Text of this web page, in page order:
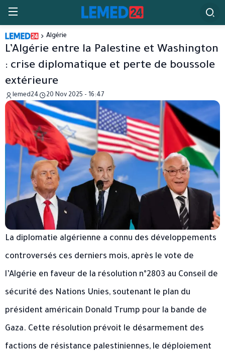
Algérie
L’Algérie entre la Palestine et Washington
: crise diplomatique et perte de boussole
extérieure
lemed24 20 Nov 2025 - 16:47
La diplomatie algérienne a connu des développements
controversés ces derniers mois, après le vote de
l’Algérie en faveur de la résolution n°2803 au Conseil de
sécurité des Nations Unies, soutenant le plan du
président américain Donald Trump pour la bande de
Gaza. Cette résolution prévoit le désarmement des
factions de résistance palestiniennes, le déploiement